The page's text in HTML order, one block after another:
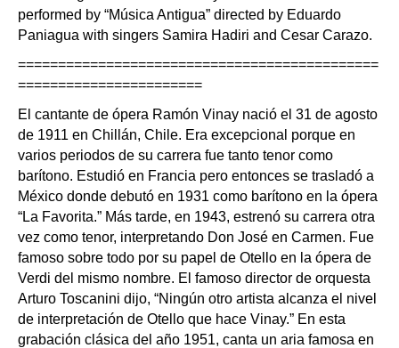
performed by “Música Antigua” directed by Eduardo
Paniagua with singers Samira Hadiri and Cesar Carazo.
=============================================
=======================
El cantante de ópera Ramón Vinay nació el 31 de agosto
de 1911 en Chillán, Chile. Era excepcional porque en
varios periodos de su carrera fue tanto tenor como
barítono. Estudió en Francia pero entonces se trasladó a
México donde debutó en 1931 como barítono en la ópera
“La Favorita.” Más tarde, en 1943, estrenó su carrera otra
vez como tenor, interpretando Don José en Carmen. Fue
famoso sobre todo por su papel de Otello en la ópera de
Verdi del mismo nombre. El famoso director de orquesta
Arturo Toscanini dijo, “Ningún otro artista alcanza el nivel
de interpretación de Otello que hace Vinay.” En esta
grabación clásica del año 1951, canta un aria famosa en